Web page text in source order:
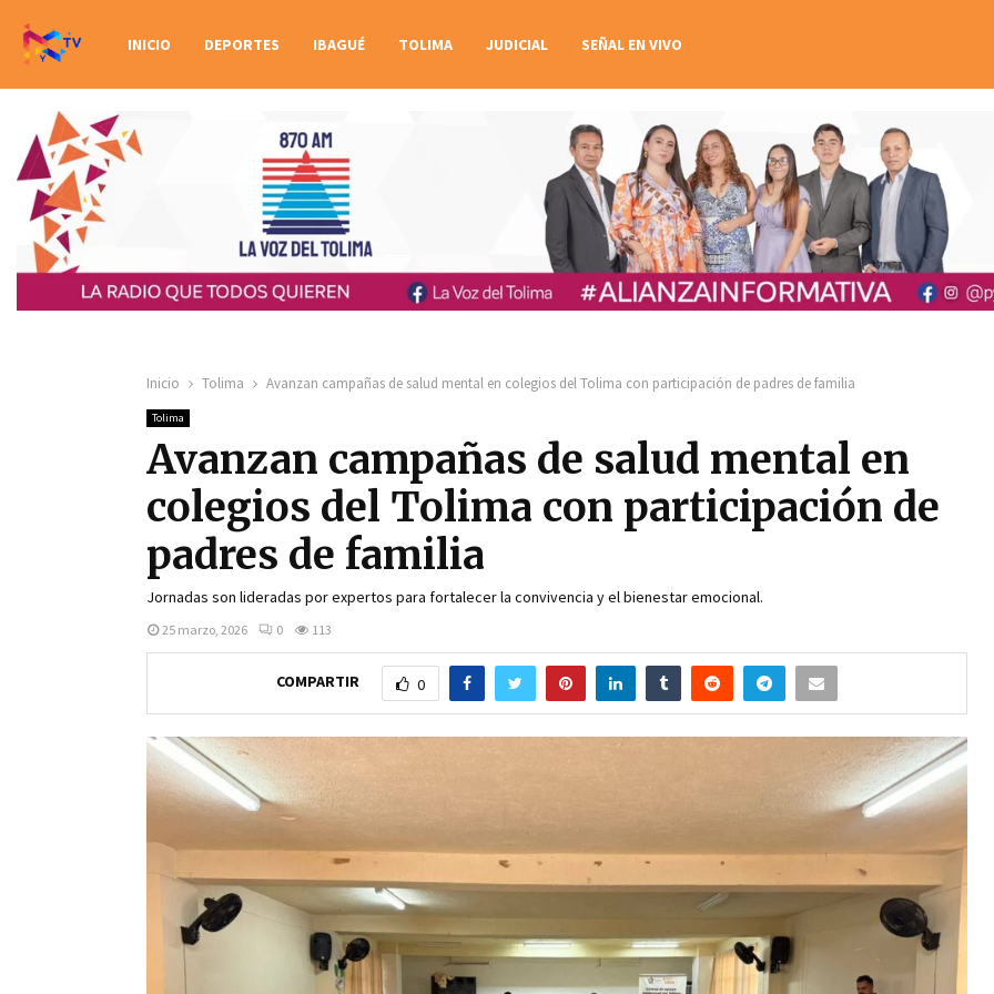
INICIO DEPORTES IBAGUÉ TOLIMA JUDICIAL SEÑAL EN VIVO
Inicio Tolima Avanzan campañas de salud mental en colegios del Tolima con participación de padres de familia
Tolima
Avanzan campañas de salud mental en
colegios del Tolima con participación de
padres de familia
Jornadas son lideradas por expertos para fortalecer la convivencia y el bienestar emocional.
25 marzo, 2026 0 113
COMPARTIR 0